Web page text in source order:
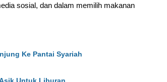
sosial, dan dalam memilih makanan
Ke Pantai Syariah
Untuk Liburan